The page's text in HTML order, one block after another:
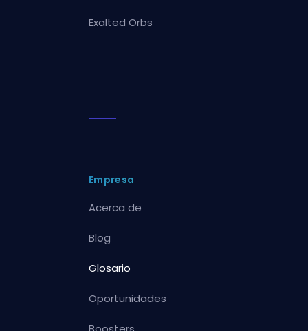
Exalted Orbs
Empresa
Acerca de
Blog
Glosario
Oportunidades